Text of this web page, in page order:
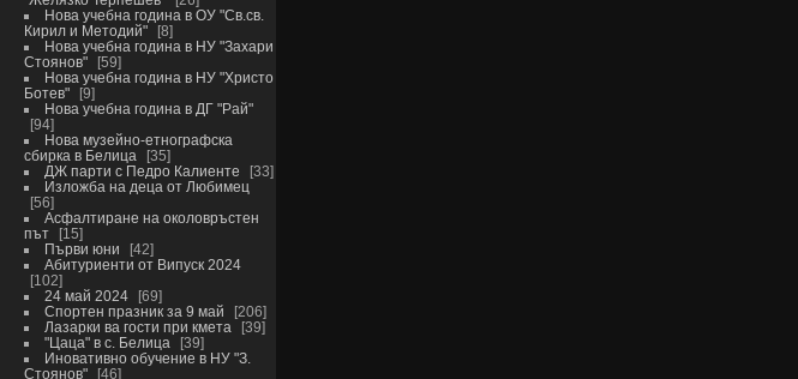
Нова учебна година в ОУ "Св.св.
Кирил и Методий"
8
Нова учебна година в НУ "Захари
Стоянов"
59
Нова учебна година в НУ "Христо
Ботев"
9
Нова учебна година в ДГ "Рай"
94
Нова музейно-етнографска
сбирка в Белица
35
ДЖ парти с Педро Калиенте
33
Изложба на деца от Любимец
56
Асфалтиране на околовръстен
път
15
Първи юни
42
Абитуриенти от Випуск 2024
102
24 май 2024
69
Спортен празник за 9 май
206
Лазарки ва гости при кмета
39
"Цаца" в с. Белица
39
Иновативно обучение в НУ "З.
Стоянов"
46